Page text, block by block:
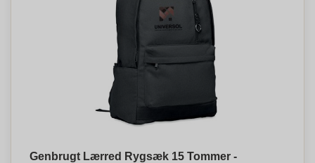
Genbrugt Lærred Rygsæk 15 Tommer -